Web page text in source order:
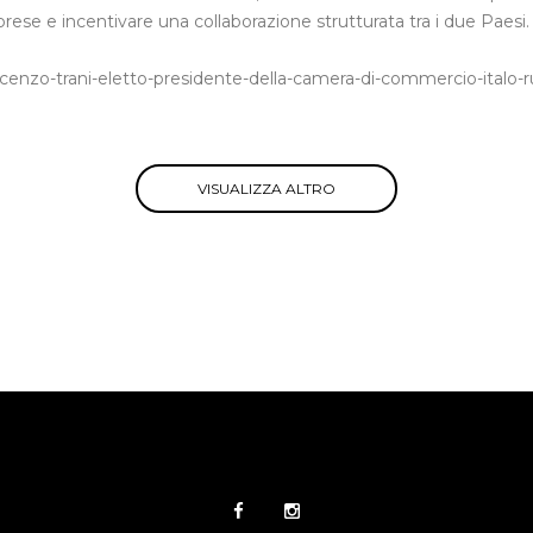
e incentivare una collaborazione strutturata tra i due Paesi.
trani-eletto-presidente-della-camera-di-commercio-italo-
VISUALIZZA ALTRO